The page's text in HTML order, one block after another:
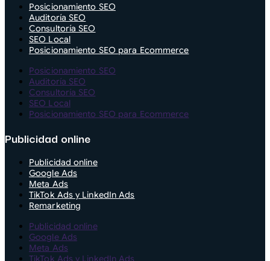
Posicionamiento SEO
Auditoría SEO
Consultoría SEO
SEO Local
Posicionamiento SEO para Ecommerce
Posicionamiento SEO
Auditoría SEO
Consultoría SEO
SEO Local
Posicionamiento SEO para Ecommerce
Publicidad online
Publicidad online
Google Ads
Meta Ads
TikTok Ads y LinkedIn Ads
Remarketing
Publicidad online
Google Ads
Meta Ads
TikTok Ads y LinkedIn Ads